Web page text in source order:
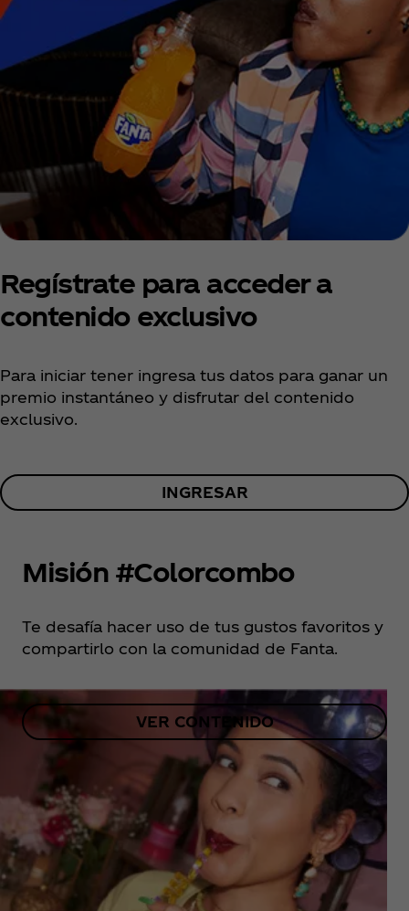
Regístrate para acceder a
contenido exclusivo
Para iniciar tener ingresa tus datos para ganar un
premio instantáneo y disfrutar del contenido
exclusivo.
INGRESAR
Misión #Colorcombo
Te desafía hacer uso de tus gustos favoritos y
compartirlo con la comunidad de Fanta.
VER CONTENIDO